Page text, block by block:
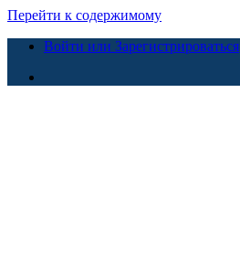
Перейти к содержимому
Войти или Зарегистрироваться